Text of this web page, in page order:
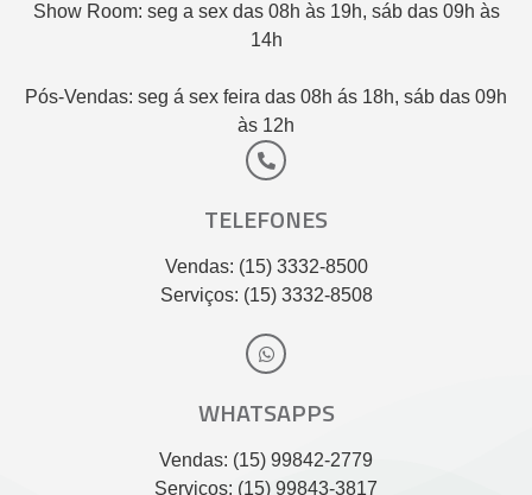
Show Room: seg a sex das 08h às 19h, sáb das 09h às
14h
Pós-Vendas: seg á sex feira das 08h ás 18h, sáb das 09h
às 12h
TELEFONES
Vendas: (15) 3332-8500
Serviços: (15) 3332-8508
WHATSAPPS
Vendas: (15) 99842-2779
Serviços: (15) 99843-3817